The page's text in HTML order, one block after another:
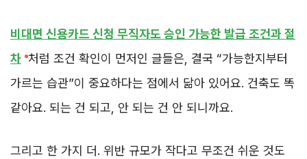
비대면 신용카드 신청 무직자도 승인 가능한 발급 조건과 절
차 처럼 조건 확인이 먼저인 글들은, 결국 “가능한지부터
가르는 습관”이 중요하다는 점에서 닮아 있어요. 건축도 똑
같아요. 되는 건 되고, 안 되는 건 안 되니까요.
그리고 한 가지 더. 위반 규모가 작다고 무조건 쉬운 것도